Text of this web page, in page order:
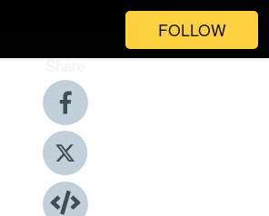
FOLLOW
Share